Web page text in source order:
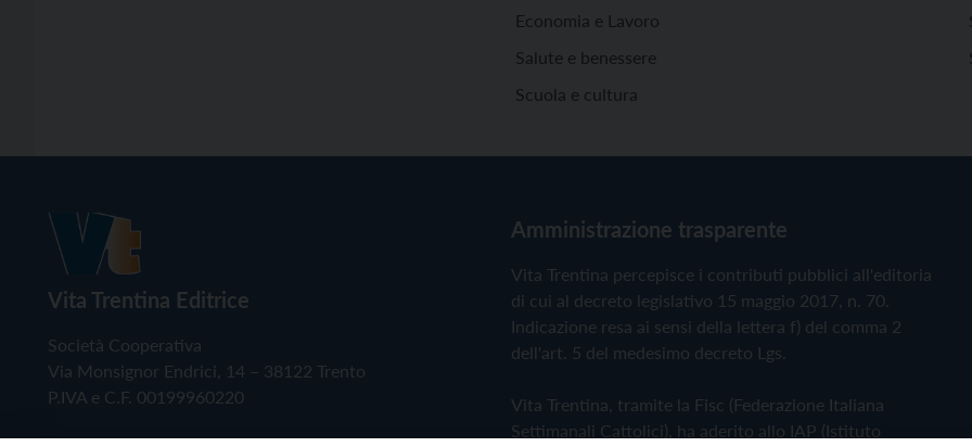
Economia e Lavoro
Salute e benessere
Scuola e cultura
Vita Trentina Editrice
Società Cooperativa
Via Monsignor Endrici, 14 – 38122 Trento
P.IVA e C.F. 00199960220
Amministrazione trasparente
Vita Trentina percepisce i contributi pubblici all'editoria
di cui al decreto legislativo 15 maggio 2017, n. 70.
Indicazione resa ai sensi della lettera f) del comma 2
dell'art. 5 del medesimo decreto Lgs.
Vita Trentina, tramite la Fisc (Federazione Italiana
Settimanali Cattolici), ha aderito allo IAP (Istituto